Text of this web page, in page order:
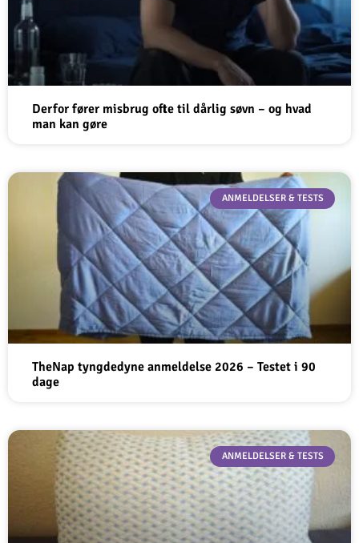
Derfor fører misbrug ofte til dårlig søvn – og hvad
man kan gøre
ANMELDELSER & TESTS
TheNap tyngdedyne anmeldelse 2026 – Testet i 90
dage
ANMELDELSER & TESTS